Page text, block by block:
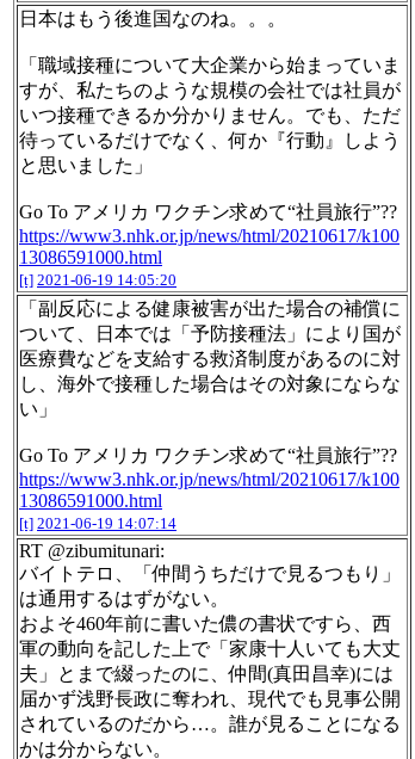
日本はもう後進国なのね。。。
「職域接種について大企業から始まっていま
すが、私たちのような規模の会社では社員が
いつ接種できるか分かりません。でも、ただ
待っているだけでなく、何か『行動』しよう
と思いました」
Go To アメリカ ワクチン求めて“社員旅行”??
https://www3.nhk.or.jp/news/html/20210617/k100
13086591000.html
[t] 2021-06-19 14:05:20
「副反応による健康被害が出た場合の補償に
ついて、日本では「予防接種法」により国が
医療費などを支給する救済制度があるのに対
し、海外で接種した場合はその対象にならな
い」
Go To アメリカ ワクチン求めて“社員旅行”??
https://www3.nhk.or.jp/news/html/20210617/k100
13086591000.html
[t] 2021-06-19 14:07:14
RT @zibumitunari:
バイトテロ、「仲間うちだけで見るつもり」
は通用するはずがない。
およそ460年前に書いた儂の書状ですら、西
軍の動向を記した上で「家康十人いても大丈
夫」とまで綴ったのに、仲間(真田昌幸)には
届かず浅野長政に奪われ、現代でも見事公開
されているのだから…。誰が見ることになる
かは分からない。